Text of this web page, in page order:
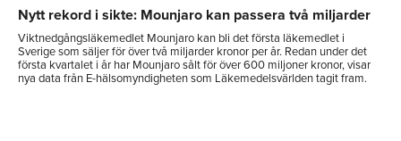
Nytt rekord i sikte: Mounjaro kan passera två miljarder
Viktnedgångsläkemedlet Mounjaro kan bli det första läkemedlet i
Sverige som säljer för över två miljarder kronor per år. Redan under det
första kvartalet i år har Mounjaro sålt för över 600 miljoner kronor, visar
nya data från E-hälsomyndigheten som Läkemedelsvärlden tagit fram.